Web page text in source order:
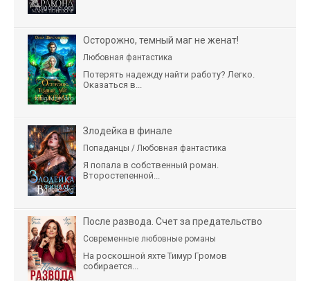
Осторожно, темный маг не женат!
Любовная фантастика
Потерять надежду найти работу? Легко.
Оказаться в...
Злодейка в финале
Попаданцы / Любовная фантастика
Я попала в собственный роман.
Второстепенной...
После развода. Счет за предательство
Современные любовные романы
На роскошной яхте Тимур Громов
собирается...